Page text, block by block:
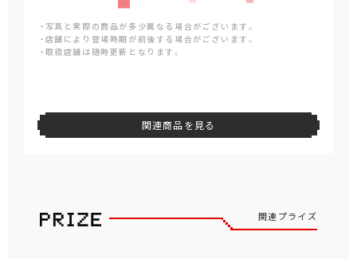
・写真と実際の商品が多少異なる場合がございます。
・店舗により登場時期が前後する場合がございます。
・取扱店舗は随時更新となります。
関連商品を見る
関連プライズ